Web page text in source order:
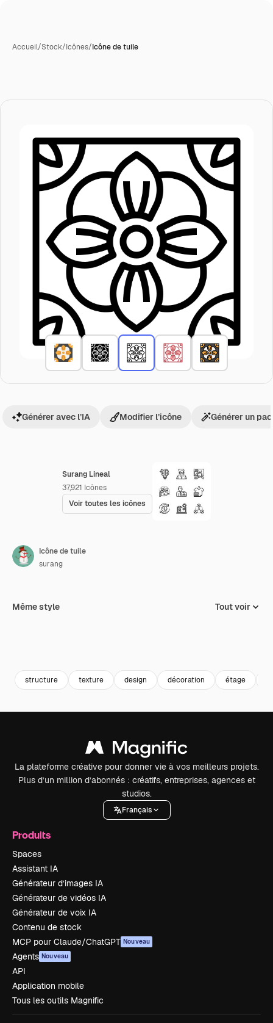
Accueil/Stock/Icônes/Icône de tuile
Surang Lineal
37,921 Icônes
Voir toutes les icônes
Générer avec l’IA Modifier l’icône Générer un
Icône de tuile
surang
Même style Tout voir
structure texture design décoration étage
La plateforme créative pour donner vie à vos meilleurs projets.
Plus d’un million d’abonnés : créatifs, entreprises, agences et
studios.
Français
Produits
Spaces
Assistant IA
Générateur d’images IA
Générateur de vidéos IA
Générateur de voix IA
Contenu de stock
MCP pour Claude/ChatGPT Nouveau
Agents Nouveau
API
Application mobile
Tous les outils Magnific